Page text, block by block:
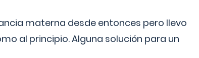
materna desde entonces pero llevo
al principio. Alguna solución para un